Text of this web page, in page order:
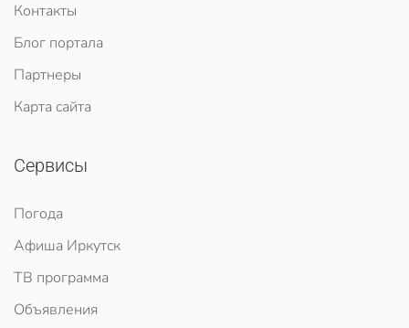
Контакты
Блог портала
Партнеры
Карта сайта
Сервисы
Погода
Афиша Иркутск
ТВ программа
Объявления